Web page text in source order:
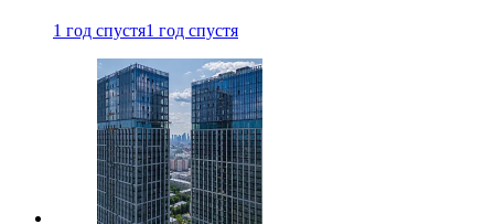
1 год спустя1 год спустя